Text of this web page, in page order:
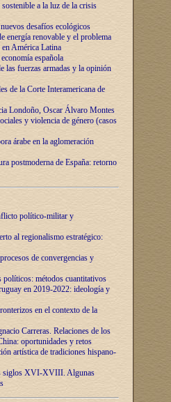
a la luz de la crisis
desafíos ecológicos
energía renovable y el problema
América Latina
española
las fuerzas armadas y la opinión
de la Corte Interamericana de
Londoño, Oscar Álvaro Montes
y violencia de género (casos
árabe en la aglomeración
postmoderna de España: retorno
político-militar y
al regionalismo estratégico:
de convergencias y
métodos cuantitativos
en 2019-2022: ideología y
en el contexto de la
Carreras. Relaciones de los
oportunidades y retos
artística de tradiciones hispano-
siglos XVI-XVIII. Algunas